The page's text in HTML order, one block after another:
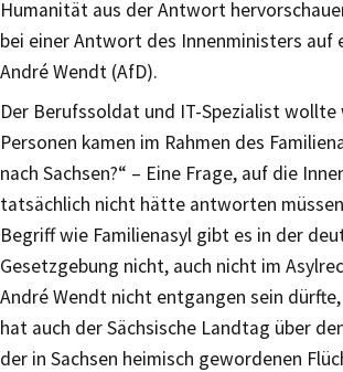
Humanität aus der Antwort
bei einer Antwort des Innenministers auf
André Wendt (AfD).
Der Berufssoldat und IT-Spezialist wollte
Personen kamen im Rahmen des
nach Sachsen?“ – Eine Frage, auf die
tatsächlich nicht hätte antworten
Begriff wie Familienasyl gibt es in der
Gesetzgebung nicht, auch nicht im
André Wendt nicht entgangen sein
hat auch der Sächsische Landtag über
der in Sachsen heimisch gewordenen